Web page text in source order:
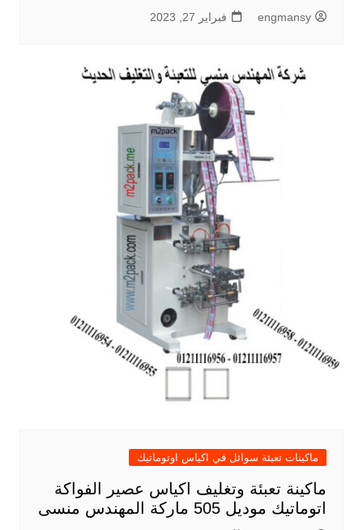
engmansy فبراير 27, 2023
ماكينات تعبئة سوائل في اكياس اوتوماتيك
ماكينة تعبئة وتغليف اكياس عصير الفواكة
اتوماتيك موديل 505 ماركة المهندس منسى